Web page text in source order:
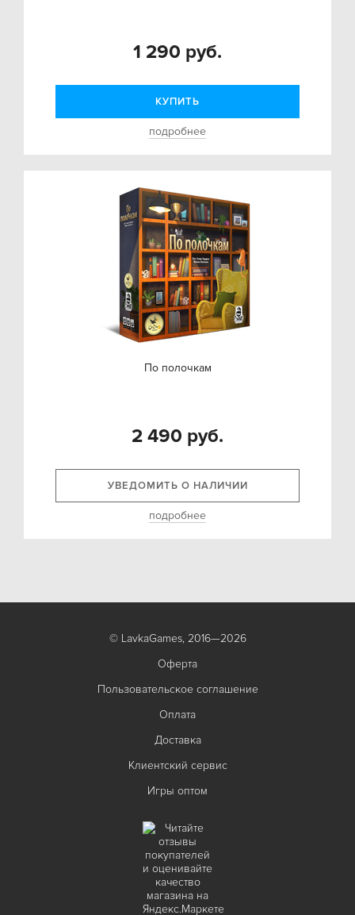
1 290 руб.
КУПИТЬ
подробнее
По полочкам
2 490 руб.
УВЕДОМИТЬ О НАЛИЧИИ
подробнее
© LavkaGames, 2016—2026
Оферта
Пользовательское соглашение
Оплата
Доставка
Клиентский сервис
Игры оптом